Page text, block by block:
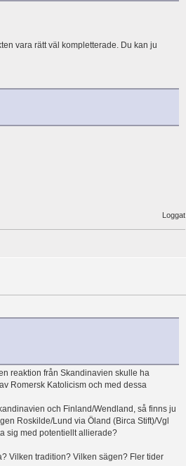
vara rätt väl kompletterade. Du kan ju
Loggat
reaktion från Skandinavien skulle ha
Romersk Katolicism och med dessa
och Finland/Wendland, så finns ju
Roskilde/Lund via Öland (Birca Stift)/Vgl
sig med potentiellt allierade?
Vilken tradition? Vilken sägen? Fler tider